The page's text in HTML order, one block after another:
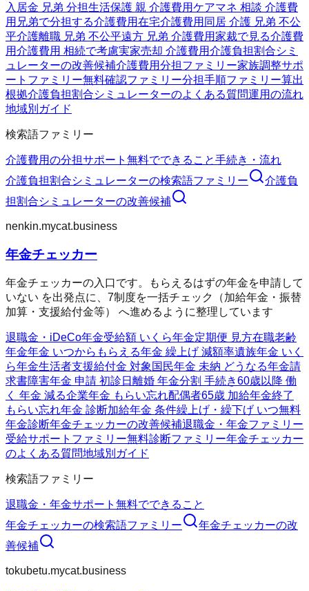
入居金 兄弟 分担生活保護 親 介護費用ケアマネ 相談 介護費
用 兄弟で分担する介護費用在宅介護費用 同居 介護 兄弟 不公
平介護離職 兄弟 不公平遠方 兄弟 介護費用家裁で見る介護費
用介護費用 相続で考慮実家売却 介護費用介護負担割合シミ
ュレーターの改善候補介護費用分担ファミリー家族調整サポ
ートファミリー無料確認ファミリー分担手順ファミリー算出
根拠介護負担割合シミュレーターのよくある質問運用の流れ
地域別ガイド
検索語ファミリー
介護費用の分担サポート 無料でできること手続き・流れ
介護負担割合シミュレーターの検索語ファミリー
介護負
担割合シミュレーターの改善候補
nenkin.mycat.business
年金チェッカー
年金チェッカーの入口です。もらえるはずの年金を申請して
いない を出発点に、7制度を一括チェック（加給年金・振替
加算・支援給付金等） へ進めるように整理しています
退職金・iDeCo年金受給額 いくら年金定期便 見方在職老齢
年金年金 いつからもらえる年金 繰上げ 減額率遺族年金 いく
ら年金生活者支援給付金 対象 国民年金 未納 どうなる年金請
求書障害年金 申請 初診日 離婚 年金分割 手続き60歳以降 働
く 年金 減る企業年金 もらい忘れ配偶者65歳 加給年金終了
もらい忘れ年金 診断加給年金 条件繰上げ・繰下げ いつ無料
年金診断年金チェッカーの改善候補退職金・年金ファミリー
受給サポートファミリー無料診断ファミリー年金チェッカー
のよくある質問地域別ガイド
検索語ファミリー
退職金・年金サポート 無料でできること
年金チェッカーの検索語ファミリー 年金チェッカーの改
善候補
tokubetu.mycat.business